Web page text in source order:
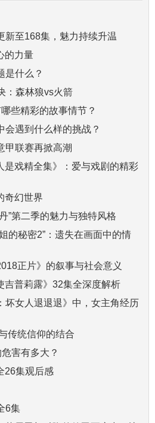
新至168集，魅力持续升温
的力量
是什么？
：森林狼vs火箭
些精彩的故事情节？
会遇到什么样的挑战？
甲联赛再掀高潮
是戏精全集》：爱与戏剧的精彩
奇幻世界
”第二季的魅力与独特风格
的秘密2”：遗失在画面中的情
正片》的叙事与社会意义
吉普莉露》32集全深度解析
坏女人退退退》中，女主角经历
传统信仰的结合
害有多大？
26集观后感
6集